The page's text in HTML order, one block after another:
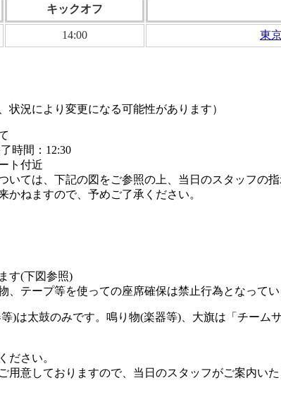
キックオフ
14:00 東
状況により変更になる可能性があります）
時間：12:30
ト付近
いては、下記の図をご参照の上、当日のスタッフの指
かねますので、予めご了承ください。
す(下図参照)
、テープ等を使っての座席確保は禁止行為となってい
)は太鼓のみです。鳴り物(楽器等)、大旗は「チー
ださい。
用意しておりますので、当日のスタッフがご案内いた